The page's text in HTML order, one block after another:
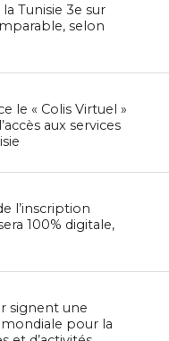
Tunisie 3e sur
selon
le « Colis Virtuel »
aux services
l’inscription
100% digitale,
signent une
pour la